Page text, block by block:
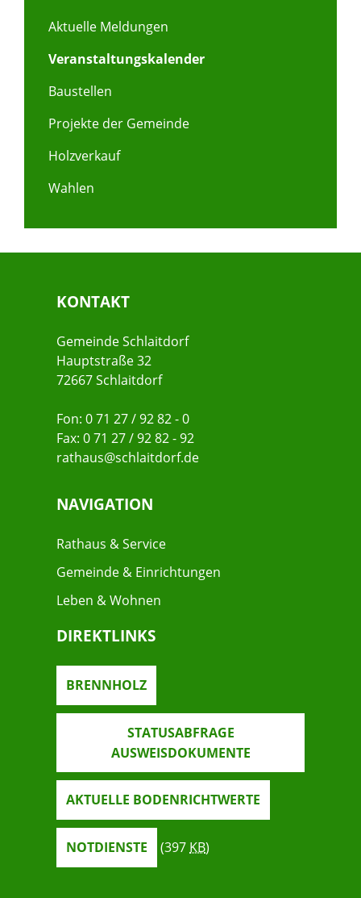
Aktuelle Meldungen
Veranstaltungskalender
Baustellen
Projekte der Gemeinde
Holzverkauf
Wahlen
KONTAKT
Gemeinde Schlaitdorf
Hauptstraße 32
72667 Schlaitdorf
Fon: 0 71 27 / 92 82 - 0
Fax: 0 71 27 / 92 82 - 92
rathaus@schlaitdorf.de
NAVIGATION
Rathaus & Service
Gemeinde & Einrichtungen
Leben & Wohnen
DIREKTLINKS
BRENNHOLZ
STATUSABFRAGE
AUSWEISDOKUMENTE
AKTUELLE BODENRICHTWERTE
NOTDIENSTE (397KB)